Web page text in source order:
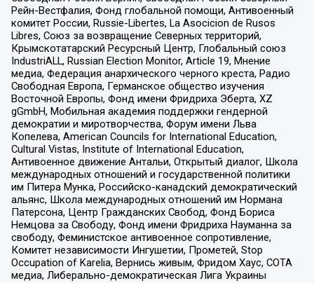
Рейн-Вестфалия, Фонд глобальной помощи, Антивоенный
комитет России, Russie-Libertes, La Asocicion de Rusos
Libres, Союз за возвращение Северных территорий,
Крымскотатарский Ресурсный Центр, Глобальный союз
IndustriALL, Russian Election Monitor, Article 19, Мнение
медиа, Федерация анархического черного креста, Радио
Свободная Европа, Германское общество изучения
Восточной Европы, Фонд имени Фридриха Эберта, XZ
gGmbH, Мобильная академия поддержки гендерной
демократии и миротворчества, Форум имени Льва
Копелева, American Councils for International Education,
Cultural Vistas, Institute of International Education,
Антивоенное движение Антальи, Открытый диалог, Школа
международных отношений и государственной политики
им Питера Мунка, Российско-канадский демократический
альянс, Школа международных отношений им Нормана
Патерсона, Центр Гражданских Свобод, Фонд Бориса
Немцова за Свободу, Фонд имени Фридриха Науманна за
свободу, Феминистское антивоенное сопротивление,
Комитет независимости Ингушетии, Прометей, Stop
Occupation of Karelia, Вернись живым, Фридом Хаус, СОТА
медиа, Либерально-демократическая Лига Украины